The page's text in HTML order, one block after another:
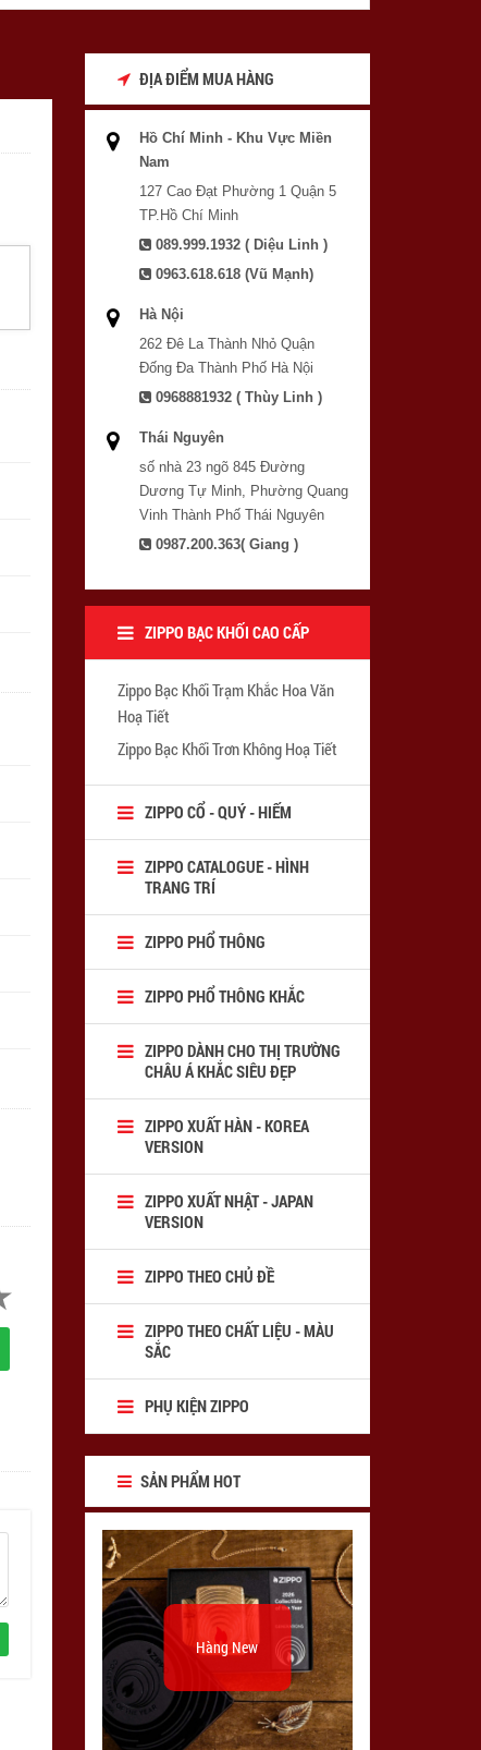
ĐỊA ĐIỂM MUA HÀNG
Hồ Chí Minh - Khu Vực Miền
Nam
127 Cao Đạt Phường 1 Quận 5
TP.Hồ Chí Minh
089.999.1932 ( Diệu Linh )
0963.618.618 (Vũ Mạnh)
Hà Nội
262 Đê La Thành Nhỏ Quận
Đống Đa Thành Phố Hà Nội
0968881932 ( Thùy Linh )
Thái Nguyên
số nhà 23 ngõ 845 Đường
Dương Tự Minh, Phường Quang
Vinh Thành Phố Thái Nguyên
0987.200.363( Giang )
ZIPPO BẠC KHỐI CAO CẤP
Zippo Bạc Khối Trạm Khắc Hoa Văn
Hoạ Tiết
Zippo Bạc Khối Trơn Không Hoạ Tiết
ZIPPO CỔ - QUÝ - HIẾM
ZIPPO CATALOGUE - HÌNH
TRANG TRÍ
ZIPPO PHỔ THÔNG
ZIPPO PHỔ THÔNG KHẮC
ZIPPO DÀNH CHO THỊ TRƯỜNG
CHÂU Á KHẮC SIÊU ĐẸP
ZIPPO XUẤT HÀN - KOREA
VERSION
ZIPPO XUẤT NHẬT - JAPAN
VERSION
ZIPPO THEO CHỦ ĐỀ
ZIPPO THEO CHẤT LIỆU - MÀU
SẮC
PHỤ KIỆN ZIPPO
SẢN PHẨM HOT
Hàng New